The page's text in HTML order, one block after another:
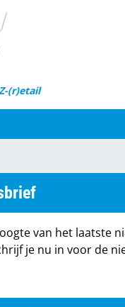
(r)etail
van het laatste
je nu in voor de